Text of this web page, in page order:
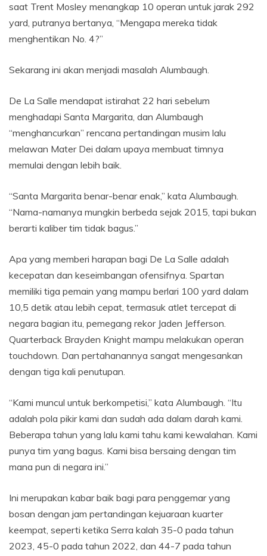
saat Trent Mosley menangkap 10 operan untuk jarak 292
yard, putranya bertanya, “Mengapa mereka tidak
menghentikan No. 4?”
Sekarang ini akan menjadi masalah Alumbaugh.
De La Salle mendapat istirahat 22 hari sebelum
menghadapi Santa Margarita, dan Alumbaugh
“menghancurkan” rencana pertandingan musim lalu
melawan Mater Dei dalam upaya membuat timnya
memulai dengan lebih baik.
“Santa Margarita benar-benar enak,” kata Alumbaugh.
“Nama-namanya mungkin berbeda sejak 2015, tapi bukan
berarti kaliber tim tidak bagus.”
Apa yang memberi harapan bagi De La Salle adalah
kecepatan dan keseimbangan ofensifnya. Spartan
memiliki tiga pemain yang mampu berlari 100 yard dalam
10,5 detik atau lebih cepat, termasuk atlet tercepat di
negara bagian itu, pemegang rekor Jaden Jefferson.
Quarterback Brayden Knight mampu melakukan operan
touchdown. Dan pertahanannya sangat mengesankan
dengan tiga kali penutupan.
“Kami muncul untuk berkompetisi,” kata Alumbaugh. “Itu
adalah pola pikir kami dan sudah ada dalam darah kami.
Beberapa tahun yang lalu kami tahu kami kewalahan. Kami
punya tim yang bagus. Kami bisa bersaing dengan tim
mana pun di negara ini.”
Ini merupakan kabar baik bagi para penggemar yang
bosan dengan jam pertandingan kejuaraan kuarter
keempat, seperti ketika Serra kalah 35-0 pada tahun
2023, 45-0 pada tahun 2022, dan 44-7 pada tahun